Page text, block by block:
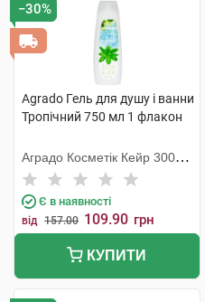
−30%
Agrado Гель для душу і ванни
Тропічний 750 мл 1 флакон
Аградо Косметік Кейр 3000
С.Л.У.
Є в наявності
від 157.00 109.90 грн
КУПИТИ